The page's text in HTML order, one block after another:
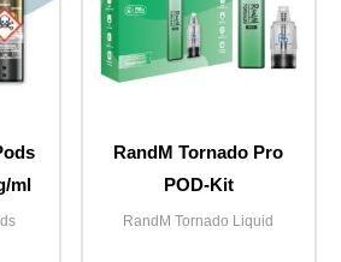
ml
RandM Tornado Pro
POD-Kit
RandM Tornado Liquid